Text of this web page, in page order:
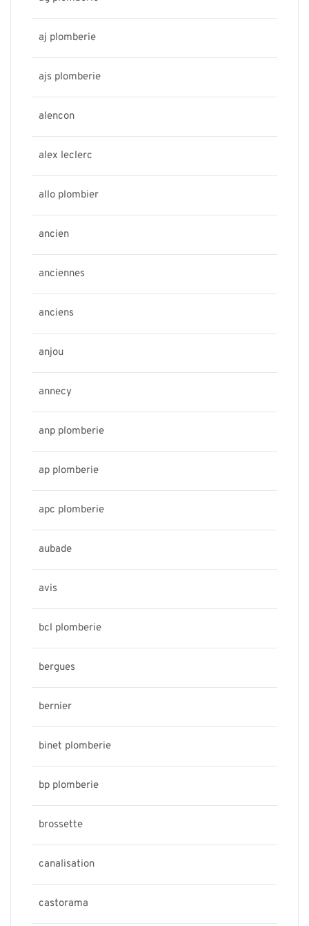
aj plomberie
ajs plomberie
alencon
alex leclerc
allo plombier
ancien
anciennes
anciens
anjou
annecy
anp plomberie
ap plomberie
apc plomberie
aubade
avis
bcl plomberie
bergues
bernier
binet plomberie
bp plomberie
brossette
canalisation
castorama